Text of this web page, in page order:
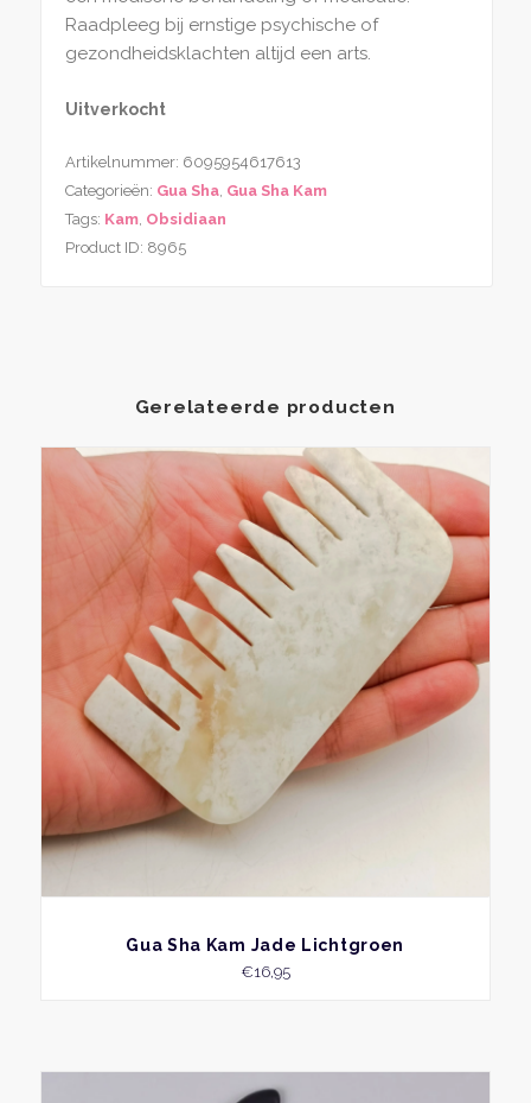
Raadpleeg bij ernstige psychische of
gezondheidsklachten altijd een arts.
Uitverkocht
Artikelnummer: 6095954617613
Categorieën: Gua Sha, Gua Sha Kam
Tags: Kam, Obsidiaan
Product ID: 8965
Gerelateerde producten
BEKIJK
Gua Sha Kam Jade Lichtgroen
€16,95